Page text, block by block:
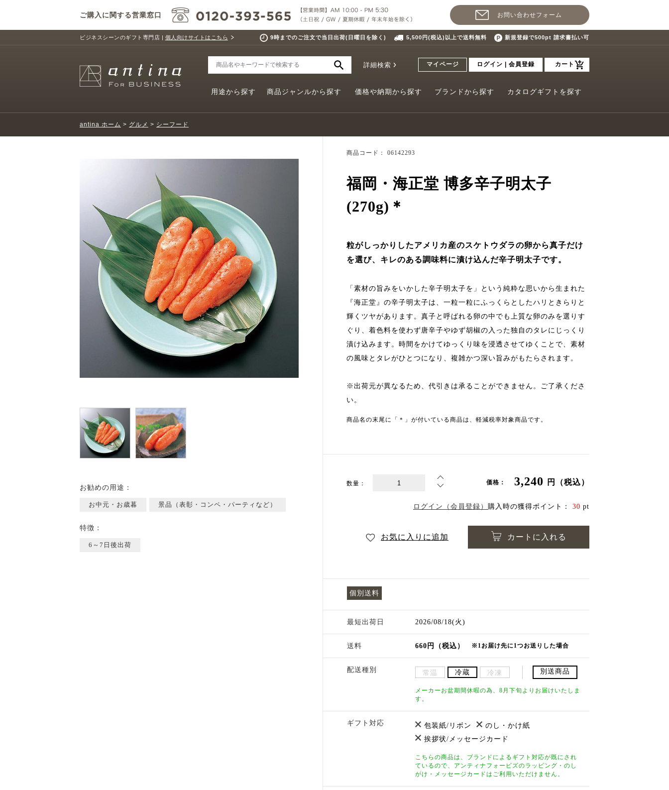
ご購入に関する営業窓口 お問い合わせフォーム
ビジネスシーンのギフト専門店 | 個人向けサイトはこちら 9時までのご注文で当日出荷(日曜日を除く) 5,500円(税込)以上で送料無料 新規登録で500pt 請求書払い可
詳細検索 マイページ ログイン | 会員登録 カート
用途から探す 商品ジャンルから探す 価格や納期から探す ブランドから探す カタログギフトを探す
antina ホーム > グルメ > シーフード
お勧めの用途：
お中元・お歳暮 景品（表彰・コンペ・パーティなど）
特徴：
6～7日後出荷
商品コード： 06142293
福岡・海正堂 博多辛子明太子
(270g)＊
粒がしっかりしたアメリカ産のスケトウダラの卵から真子だけ
を選び、キレのある調味料に漬け込んだ辛子明太子です。
「素材の旨みをいかした辛子明太子を」という純粋な思いから生まれた
『海正堂』の辛子明太子は、一粒一粒にふっくらとしたハリときらりと
輝くツヤがあります。真子と呼ばれる卵の中でも上質な卵のみを選りす
ぐり、着色料を使わず唐辛子やゆず胡椒の入った独自のタレにじっくり
漬け込みます。時間をかけてゆっくり味を浸透させてゆくことで、素材
の風味とタレがひとつになり、複雑かつ深い旨みがもたらされます。
※出荷元が異なるため、代引きは承ることができません。ご了承くださ
い。
商品名の末尾に「＊」が付いている商品は、軽減税率対象商品です。
数量： 価格： 3,240 円（税込）
ログイン（会員登録） 購入時の獲得ポイント： 30 pt
お気に入りに追加 カートに入れる
個別送料
最短出荷日 2026/08/18(火)
送料 660円（税込） ※1お届け先に1つお送りした場合
配送種別 常温 冷蔵 冷凍 別送商品
メーカーお盆期間休暇の為、8月下旬よりお届けいたしま
す。
ギフト対応 包装紙/リボン
のし・かけ紙
挨拶状/メッセージカード
こちらの商品は、ブランドによるギフト対応が既にされ
ているので、アンティナフォービズのラッピング・のし
がけ・メッセージカードはご利用いただけません。